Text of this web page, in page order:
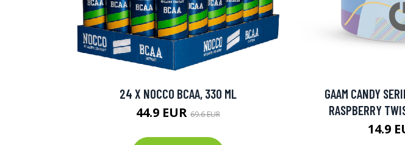
24 X NOCCO BCAA, 330 ML
44.9 EUR 69.6 EUR
GAAM CANDY
RASPBERRY
14.9